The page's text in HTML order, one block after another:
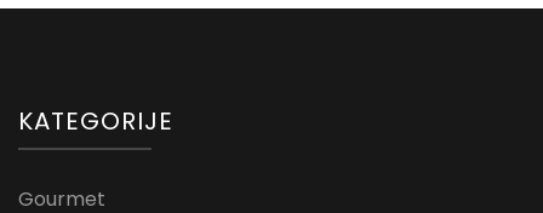
KATEGORIJE
Gourmet